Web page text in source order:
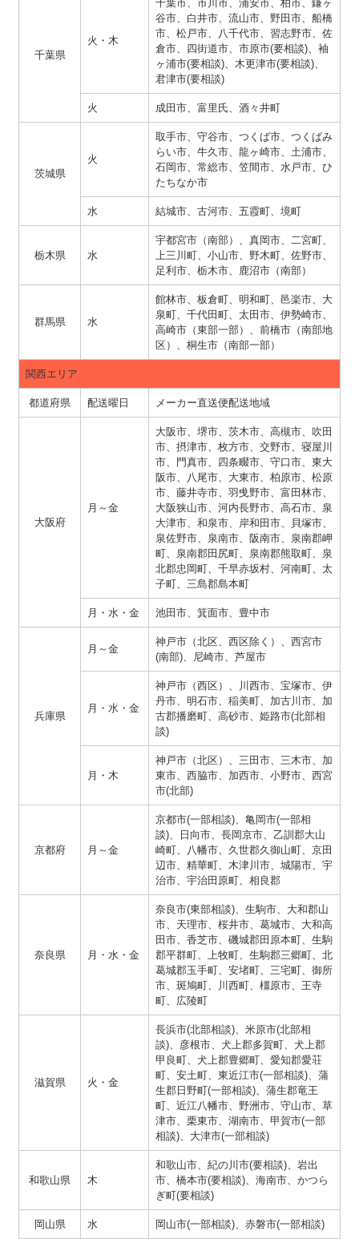
千葉県
火・木
千葉市、市川市、浦安市、柏市、鎌ヶ
谷市、白井市、流山市、野田市、船橋
市、松戸市、八千代市、習志野市、佐
倉市、四街道市、市原市(要相談)、袖
ヶ浦市(要相談)、木更津市(要相談)、
君津市(要相談)
火 成田市、富里氏、酒々井町
茨城県
火
取手市、守谷市、つくば市、つくばみ
らい市、牛久市、龍ヶ崎市、土浦市、
石岡市、常総市、笠間市、水戸市、ひ
たちなか市
水 結城市、古河市、五霞町、境町
栃木県 水
宇都宮市（南部）、真岡市、二宮町、
上三川町、小山市、野木町、佐野市、
足利市、栃木市、鹿沼市（南部）
群馬県 水
館林市、板倉町、明和町、邑楽市、大
泉町、千代田町、太田市、伊勢崎市、
高崎市（東部一部）、前橋市（南部地
区）、桐生市（南部一部）
関西エリア
都道府県 配送曜日 メーカー直送便配送地域
大阪府
月～金
大阪市、堺市、茨木市、高槻市、吹田
市、摂津市、枚方市、交野市、寝屋川
市、門真市、四条畷市、守口市、東大
阪市、八尾市、大東市、柏原市、松原
市、藤井寺市、羽曵野市、富田林市、
大阪狭山市、河内長野市、高石市、泉
大津市、和泉市、岸和田市、貝塚市、
泉佐野市、泉南市、阪南市、泉南郡岬
町、泉南郡田尻町、泉南郡熊取町、泉
北郡忠岡町、千早赤坂村、河南町、太
子町、三島郡島本町
月・水・金 池田市、箕面市、豊中市
兵庫県
月～金
神戸市（北区、西区除く）、西宮市
(南部)、尼崎市、芦屋市
月・水・金
神戸市（西区）、川西市、宝塚市、伊
丹市、明石市、稲美町、加古川市、加
古郡播磨町、高砂市、姫路市(北部相
談)
月・木
神戸市（北区）、三田市、三木市、加
東市、西脇市、加西市、小野市、西宮
市(北部)
京都府 月～金
京都市(一部相談)、亀岡市(一部相
談)、日向市、長岡京市、乙訓郡大山
崎町、八幡市、久世郡久御山町、京田
辺市、精華町、木津川市、城陽市、宇
治市、宇治田原町、相良郡
奈良県 月・水・金
奈良市(東部相談)、生駒市、大和郡山
市、天理市、桜井市、葛城市、大和高
田市、香芝市、磯城郡田原本町、生駒
郡平群町、上牧町、生駒郡三郷町、北
葛城郡玉手町、安堵町、三宅町、御所
市、斑鳩町、川西町、橿原市、王寺
町、広陵町
滋賀県 火・金
長浜市(北部相談)、米原市(北部相
談)、彦根市、犬上郡多賀町、犬上郡
甲良町、犬上郡豊郷町、愛知郡愛荘
町、安土町、東近江市(一部相談)、蒲
生郡日野町(一部相談)、蒲生郡竜王
町、近江八幡市、野洲市、守山市、草
津市、栗東市、湖南市、甲賀市(一部
相談)、大津市(一部相談)
和歌山県 木
和歌山市、紀の川市(要相談)、岩出
市、橋本市(要相談)、海南市、かつら
ぎ町(要相談)
岡山県 水 岡山市(一部相談)、赤磐市(一部相談)